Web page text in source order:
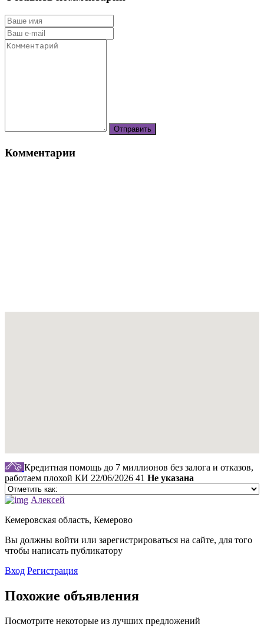
Комментарии
Кредитная помощь до 7 миллионов без залога и отказов,
работаем плохой КИ 22/06/2026 41 Не указана
Алексей
Кемеровская область, Кемерово
Вы должны войти или зарегистрироваться на сайте, для того
чтобы написать публикатору
Вход Регистрация
Похожие объявления
Посмотрите некоторые из лучших предложений